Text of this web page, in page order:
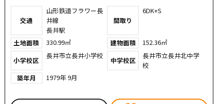
交通
山形鉄道フラワー長
井線
長井駅
間取り
6DK+S
土地面積 330.99㎡ 建物面積
152.36㎡
小学校区
長井市立長井小学校
中学校区
長井市立長井北中学
校
築年月
1979年 9月